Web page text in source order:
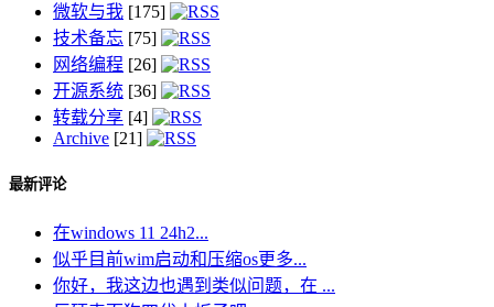
微软与我 [175]
技术备忘 [75]
网络编程 [26]
开源系统 [36]
转载分享 [4]
Archive [21]
最新评论
在windows 11 24h2...
似乎目前wim启动和压缩os更多...
你好，我这边也遇到类似问题，在 ...